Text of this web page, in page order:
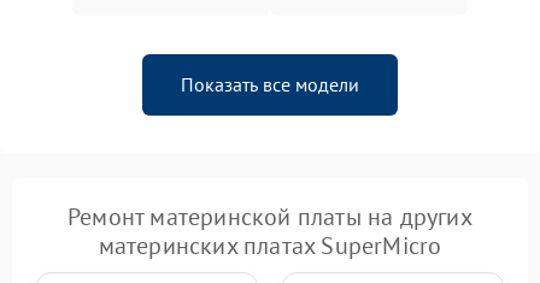
Показать все модели
Ремонт материнской платы на других
материнских платах SuperMicro